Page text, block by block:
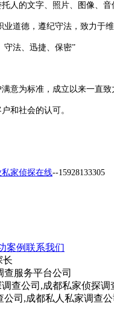
人的文字、照片、图像、音
道德，遵纪守法，致力于
守法、迅捷、保密”
意为标准，成立以来一直
和社会的认可。
私家侦探在线--15928133305
案例联系我们
长
服务平台公司
查公司,成都私家侦探
司,成都私人私家调查